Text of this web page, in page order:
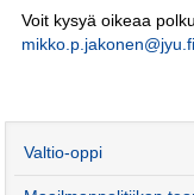
Voit kysyä oikeaa
mikko.p.jakonen@jyu.fi
Valtio-oppi